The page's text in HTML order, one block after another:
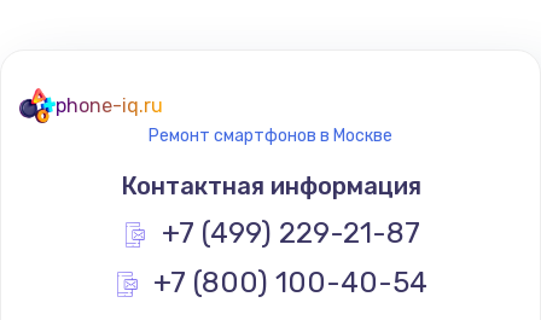
phone-iq.ru
Ремонт смартфонов в Москве
Контактная информация
+7 (499) 229-21-87
+7 (800) 100-40-54